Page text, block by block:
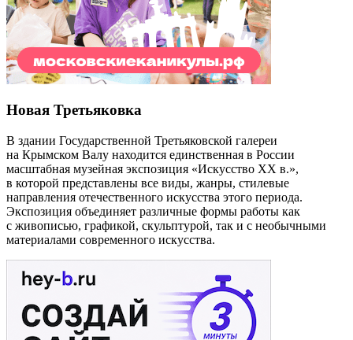
Новая Третьяковка
В здании Государственной Третьяковской галереи
на Крымском Валу находится единственная в России
масштабная музейная экспозиция «Искусство ХХ в.»,
в которой представлены все виды, жанры, стилевые
направления отечественного искусства этого периода.
Экспозиция объединяет различные формы работы как
с живописью, графикой, скульптурой, так и с необычными
материалами современного искусства.